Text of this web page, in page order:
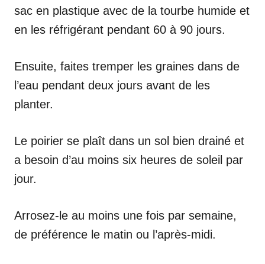
sac en plastique avec de la tourbe humide et
en les réfrigérant pendant 60 à 90 jours.
Ensuite, faites tremper les graines dans de
l’eau pendant deux jours avant de les
planter.
Le poirier se plaît dans un sol bien drainé et
a besoin d’au moins six heures de soleil par
jour.
Arrosez-le au moins une fois par semaine,
de préférence le matin ou l’après-midi.